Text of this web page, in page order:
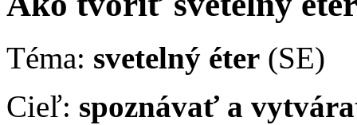
Téma: svetelný éter (SE)
Cieľ: spoznávať a